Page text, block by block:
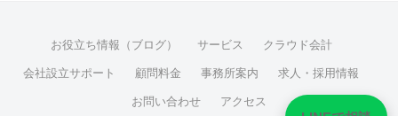
お役立ち情報（ブログ） サービス クラウド会計
会社設立サポート 顧問料金 事務所案内 求人・採用情報
お問い合わせ アクセス